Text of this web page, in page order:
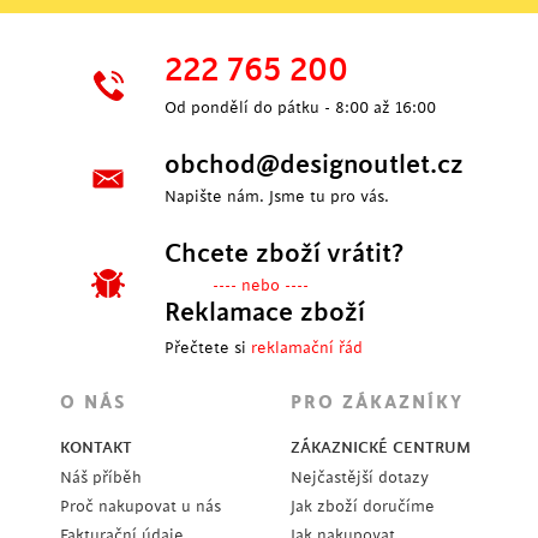
222 765 200
Od pondělí do pátku - 8:00 až 16:00
obchod@designoutlet.cz
Napište nám. Jsme tu pro vás.
Chcete zboží vrátit?
---- nebo ----
Reklamace zboží
Přečtete si reklamační řád
O NÁS
KONTAKT
Náš příběh
Proč nakupovat u nás
PRO ZÁKAZNÍKY
ZÁKAZNICKÉ CENTRUM
Nejčastější dotazy
Jak zboží doručíme